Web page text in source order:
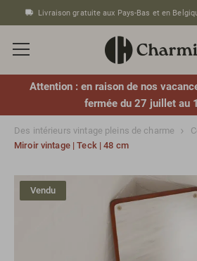
Livraison gratuite aux Pays-Bas et en
Attention : en raison de nos
fermée du 27 juillet au
Des intérieurs vintage pleins de charme
Miroir vintage | Teck | 48 cm
Vendu